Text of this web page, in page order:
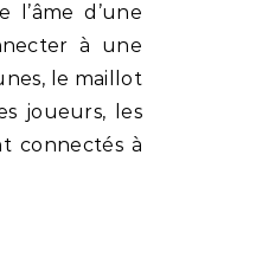
l’âme d’une
à une
le maillot
joueurs, les
connectés à